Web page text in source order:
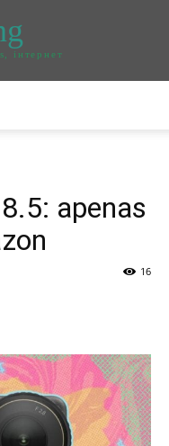
інтернет
apenas
16